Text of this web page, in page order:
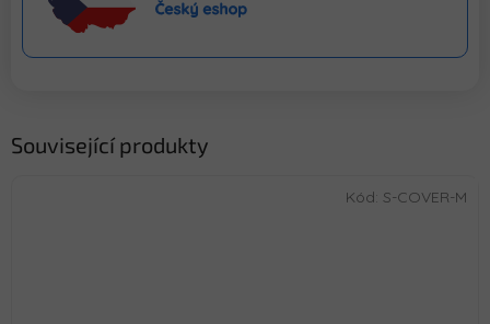
Související produkty
Kód: S-COVER-M